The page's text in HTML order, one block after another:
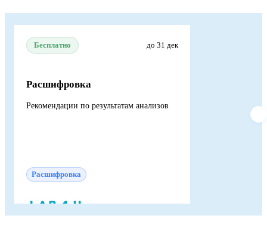
Бесплатно до 31 дек
Расшифровка
Рекомендации по результатам анализов
Расшифровка